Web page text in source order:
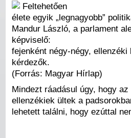
Feltehetően
élete egyik „legnagyobb”
Mandur László, a parlament
képviselő:
fejenként négy-négy,
kérdezők.
(Forrás: Magyar Hírlap)
Mindezt ráadásul úgy, hogy
ellenzékiek ültek a
lehetett találni, hogy ezúttal